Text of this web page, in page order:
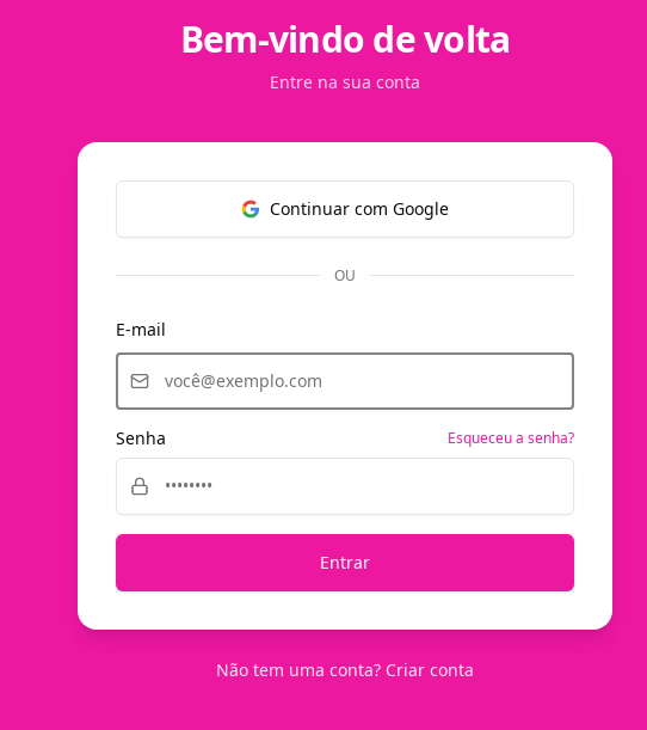
Bem-vindo de volta
Entre na sua conta
Continuar com Google
OU
E-mail
Senha Esqueceu a senha?
Entrar
Não tem uma conta? Criar conta